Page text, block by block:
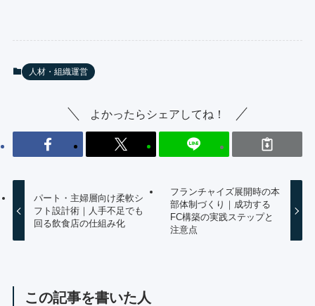
人材・組織運営
よかったらシェアしてね！
パート・主婦層向け柔軟シ
フト設計術｜人手不足でも
回る飲食店の仕組み化
フランチャイズ展開時の本
部体制づくり｜成功する
FC構築の実践ステップと
注意点
この記事を書いた人